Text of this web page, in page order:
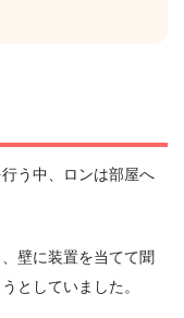
う中、ロンは部屋へ
壁に装置を当てて聞
としていました。